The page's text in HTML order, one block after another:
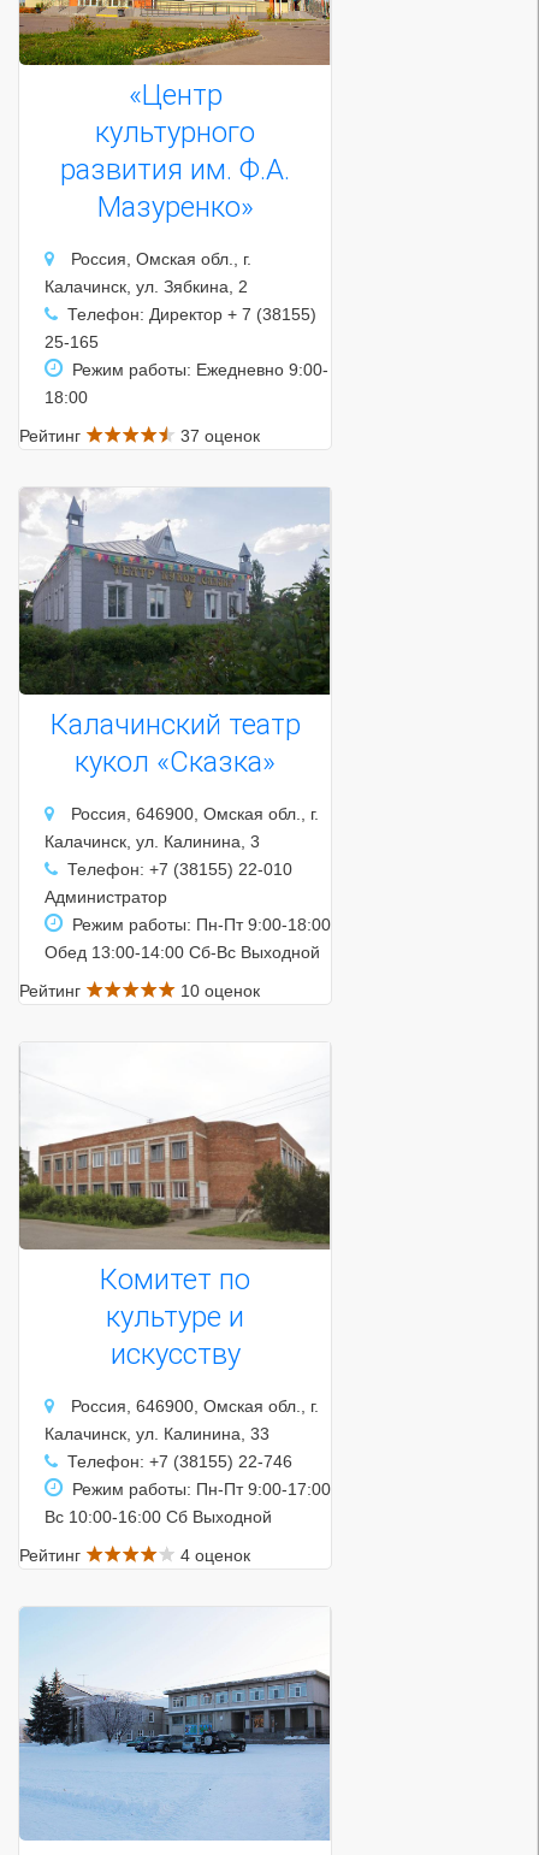
«Центр
культурного
развития им. Ф.А.
Мазуренко»
Россия, Омская обл., г.
Калачинск, ул. Зябкина, 2
Телефон: Директор + 7 (38155)
25-165
Режим работы: Ежедневно 9:00-
18:00
Рейтинг
37 оценок
Калачинский театр
кукол «Сказка»
Россия, 646900, Омская обл., г.
Калачинск, ул. Калинина, 3
Телефон: +7 (38155) 22-010
Администратор
Режим работы: Пн-Пт 9:00-18:00
Обед 13:00-14:00 Сб-Вс Выходной
Рейтинг
10 оценок
Комитет по
культуре и
искусству
Россия, 646900, Омская обл., г.
Калачинск, ул. Калинина, 33
Телефон: +7 (38155) 22-746
Режим работы: Пн-Пт 9:00-17:00
Вс 10:00-16:00 Сб Выходной
Рейтинг
4 оценок